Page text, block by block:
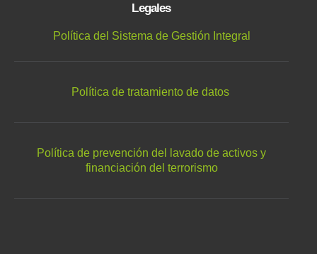
Legales
Política del Sistema de Gestión Integral
Política de tratamiento de datos
Política de prevención del lavado de activos y
financiación del terrorismo